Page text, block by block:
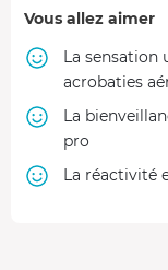
Vous allez aimer
La sensation
acrobaties
La
pro
La réactivité